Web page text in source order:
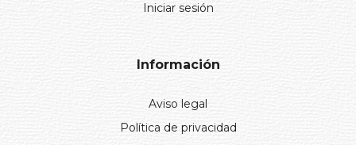
Iniciar sesión
Información
Aviso legal
Política de privacidad